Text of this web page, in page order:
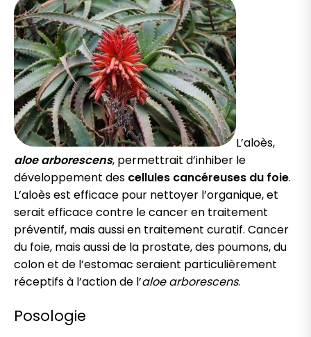
L’aloès,
aloe arborescens, permettrait d’inhiber le
développement des cellules cancéreuses du foie.
L’aloès est efficace pour nettoyer l’organique, et
serait efficace contre le cancer en traitement
préventif, mais aussi en traitement curatif. Cancer
du foie, mais aussi de la prostate, des poumons, du
colon et de l’estomac seraient particulièrement
réceptifs à l’action de l’aloe arborescens.
Posologie